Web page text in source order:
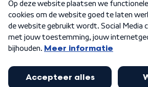
Algemene voorwaarden Privacybeleid